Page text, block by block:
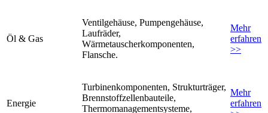
Öl & Gas
Ventilgehäuse, Pumpengehäuse,
Laufräder,
Wärmetauscherkomponenten,
Flansche.
Mehr
erfahren
>>
Energie
Turbinenkomponenten, Strukturträger,
Brennstoffzellenbauteile,
Thermomanagementsysteme,
Mehr
erfahren